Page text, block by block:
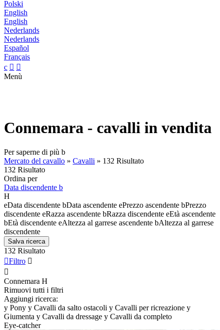
Polski
English
English
Nederlands
Nederlands
Español
Français
c  
Menù
Connemara - cavalli in vendita
Per saperne di più b
Mercato del cavallo » Cavalli » 132 Risultato
132 Risultato
Ordina per
Data discendente b
H
eData discendente bData ascendente ePrezzo ascendente bPrezzo
discendente eRazza ascendente bRazza discendente eEtà ascendente
bEtà discendente eAltezza al garrese ascendente bAltezza al garrese
discendente
Salva ricerca
132 Risultato
Filtro 

Connemara H
Rimuovi tutti i filtri
Aggiungi ricerca:
y Pony y Cavalli da salto ostacoli y Cavalli per ricreazione y
Giumenta y Cavalli da dressage y Cavalli da completo
Eye-catcher